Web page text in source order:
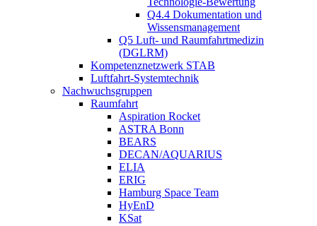
Q4.4 Dokumentation und
Wissensmanagement
Q5 Luft- und Raumfahrtmedizin
(DGLRM)
Kompetenznetzwerk STAB
Luftfahrt-Systemtechnik
Nachwuchsgruppen
Raumfahrt
Aspiration Rocket
ASTRA Bonn
BEARS
DECAN/AQUARIUS
ELIA
ERIG
Hamburg Space Team
HyEnD
KSat